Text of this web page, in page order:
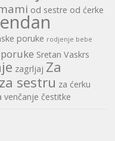
od sestre od ćerke
poruke rodjenje bebe
Sretan Vaskrs
zagrljaj Za
za sestru za ćerku
venčanje čestitke